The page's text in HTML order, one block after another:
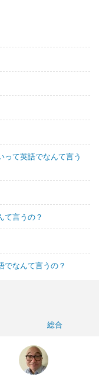
って英語でなんて言う
言うの？
でなんて言うの？
総合